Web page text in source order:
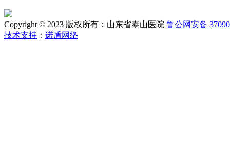
Copyright © 2023 版权所有：山东省泰山医院 鲁公网安备
技术支持 ： 诺盾网络